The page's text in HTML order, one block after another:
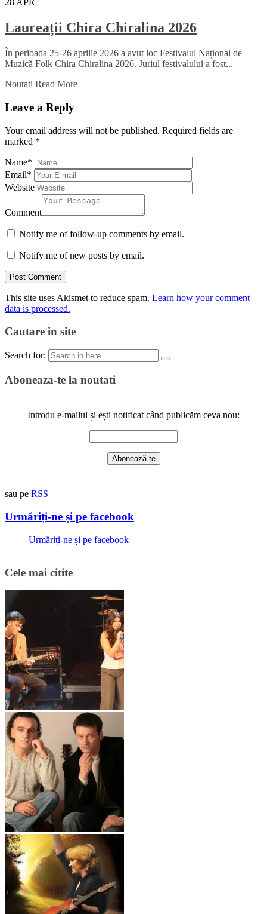
28 APR
Laureații Chira Chiralina 2026
În perioada 25-26 aprilie 2026 a avut loc Festivalul Național de
Muzică Folk Chira Chiralina 2026. Juriul festivalului a fost...
Noutati Read More
Leave a Reply
Your email address will not be published. Required fields are
marked *
Name*
Email*
Website
Comment
Notify me of follow-up comments by email.
Notify me of new posts by email.
This site uses Akismet to reduce spam. Learn how your comment
data is processed.
Cautare in site
Search for:
Aboneaza-te la noutati
Introdu e-mailul și ești notificat când publicăm ceva nou:
sau pe RSS
Urmăriți-ne și pe facebook
Urmăriți-ne și pe facebook
Cele mai citite